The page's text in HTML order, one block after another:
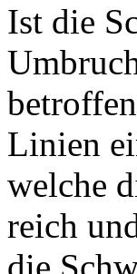
Ist die
Linien
welche
reich
die